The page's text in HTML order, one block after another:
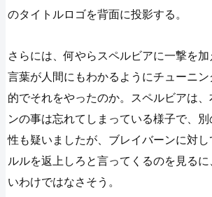
のタイトルロゴを背面に投影する。
さらには、何やらスペルビアに一撃を
言葉が人間にもわかるようにチューニン
的でそれをやったのか。スペルビアは
ンの事は忘れてしまっている様子で、
性も疑いましたが、ブレイバーンに対
ルルを返上しろと言ってくるのを見る
いわけではなさそう。